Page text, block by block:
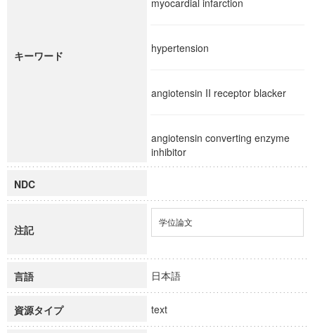
キーワード
myocardial infarction
hypertension
angiotensin II receptor blacker
angiotensin converting enzyme
inhibitor
NDC
注記
学位論文
言語 日本語
資源タイプ text